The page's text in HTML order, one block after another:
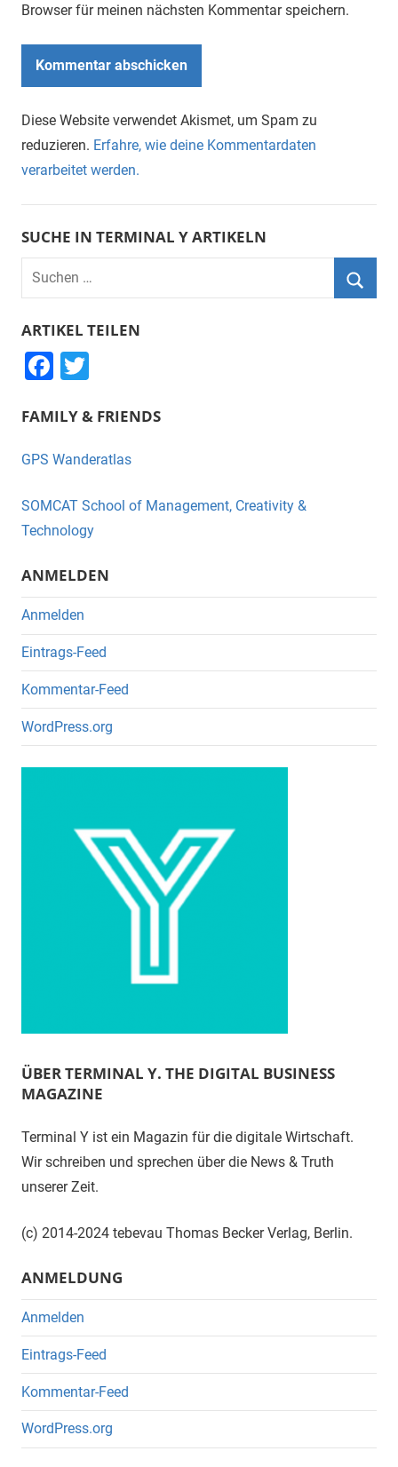
Browser für meinen nächsten Kommentar speichern.
Diese Website verwendet Akismet, um Spam zu
reduzieren. Erfahre, wie deine Kommentardaten
verarbeitet werden.
SUCHE IN TERMINAL Y ARTIKELN
Suchen
nach:
ARTIKEL TEILEN
F
c
e
o
o
k
tt
er
FAMILY & FRIENDS
GPS Wanderatlas
SOMCAT School of Management, Creativity &
Technology
ANMELDEN
Anmelden
Eintrags-Feed
Kommentar-Feed
WordPress.org
ÜBER TERMINAL Y. THE DIGITAL BUSINESS
MAGAZINE
Terminal Y ist ein Magazin für die digitale Wirtschaft.
Wir schreiben und sprechen über die News & Truth
unserer Zeit.
(c) 2014-2024 tebevau Thomas Becker Verlag, Berlin.
ANMELDUNG
Anmelden
Eintrags-Feed
Kommentar-Feed
WordPress.org